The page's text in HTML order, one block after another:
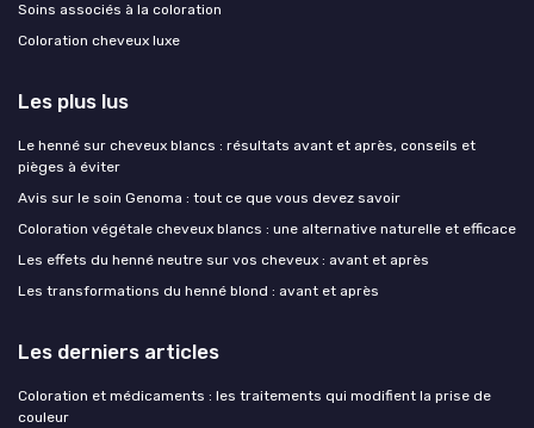
Soins associés à la coloration
Coloration cheveux luxe
Les plus lus
Le henné sur cheveux blancs : résultats avant et après, conseils et
pièges à éviter
Avis sur le soin Genoma : tout ce que vous devez savoir
Coloration végétale cheveux blancs : une alternative naturelle et efficace
Les effets du henné neutre sur vos cheveux : avant et après
Les transformations du henné blond : avant et après
Les derniers articles
Coloration et médicaments : les traitements qui modifient la prise de
couleur